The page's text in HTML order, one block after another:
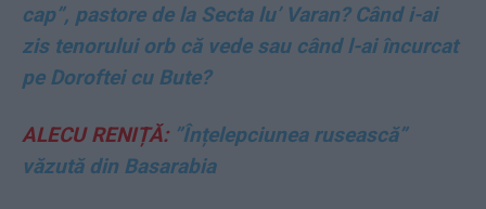
cap”, pastore de la Secta lu’ Varan? Când i-ai
zis tenorului orb că vede sau când l-ai încurcat
pe Doroftei cu Bute?
ALECU RENIȚĂ:”Înțelepciunea rusească”
văzută din Basarabia